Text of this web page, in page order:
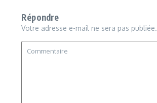
Répondre
Votre adresse e-mail ne sera pas publiée.